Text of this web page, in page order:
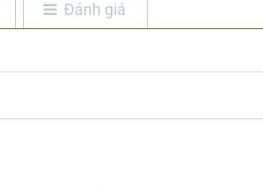
Đánh giá